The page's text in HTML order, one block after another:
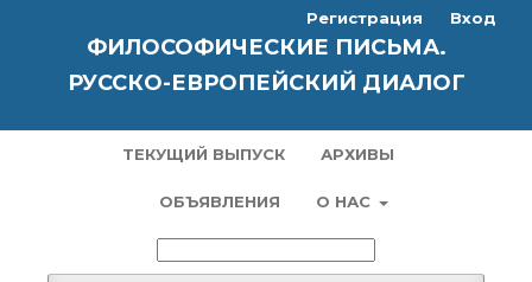
ФИЛОСОФИЧЕСКИЕ ПИСЬМА.
РУССКО-ЕВРОПЕЙСКИЙ ДИАЛОГ
ТЕКУЩИЙ ВЫПУСК АРХИВЫ
ОБЪЯВЛЕНИЯ О НАС
Регистрация Вход